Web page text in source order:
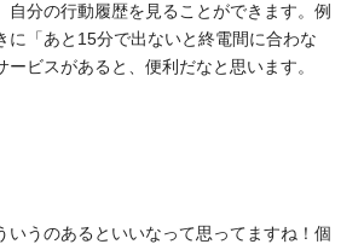
自分の行動履歴を見ることができます。例
に「あと15分で出ないと終電間に合わな
ービスがあると、便利だなと思います。
いうのあるといいなって思ってますね！個